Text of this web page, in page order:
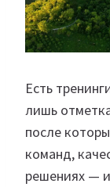
Есть
лишь
после
команд,
решениях —